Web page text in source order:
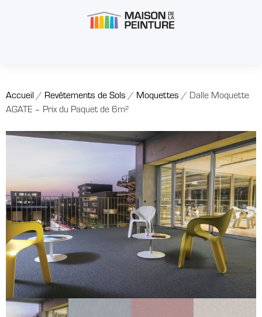
Accueil / Revêtements de Sols / Moquettes / Dalle Moquette
AGATE – Prix du Paquet de 6m²